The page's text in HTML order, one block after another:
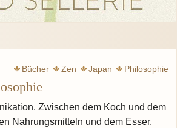
Bücher Zen Japan Philosophie
Zwischen dem Koch und dem
Nahrungsmitteln und dem Esser.